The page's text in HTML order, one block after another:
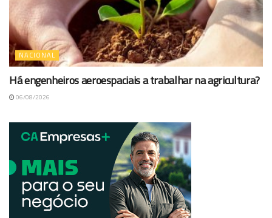
NACIONAL
Há engenheiros aeroespaciais a trabalhar na agricultura?
06/08/2026